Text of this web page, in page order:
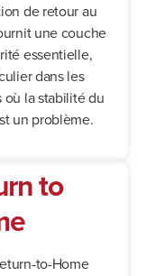
de retour au
une couche
essentielle,
dans les
où la stabilité du
un problème.
to
to-Home